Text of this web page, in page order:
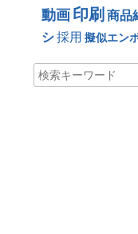
動画 印刷 商品
シ採用 擬似エン